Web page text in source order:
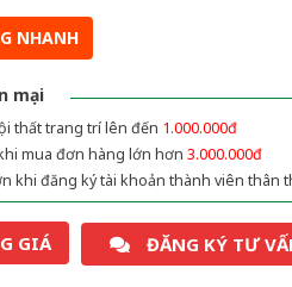
NHANH
mại
thất trang trí lên đến 1.000.000đ
mua đơn hàng lớn hơn 3.000.000đ
khi đăng ký tài khoản thành viên thân
GIÁ ĐĂNG KÝ TƯ